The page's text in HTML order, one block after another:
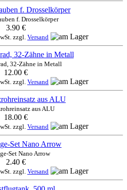
f. Drosselkörper
3.90 €
zzgl. Versand
32-Zähne in Metall
12.00 €
zzgl. Versand
aus ALU
18.00 €
zzgl. Versand
Set Nano Arrow
2.40 €
zzgl. Versand